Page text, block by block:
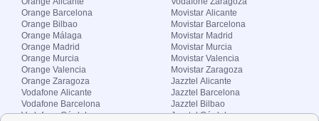
Orange Barcelona
Orange Bilbao
Orange Málaga
Orange Madrid
Orange Murcia
Orange Valencia
Orange Zaragoza
Vodafone Alicante
Vodafone Barcelona
Vodafone Córdoba
Movistar Alicante
Movistar Barcelona
Movistar Madrid
Movistar Murcia
Movistar Valencia
Movistar Zaragoza
Jazztel Alicante
Jazztel Barcelona
Jazztel Bilbao
Jazztel Córdoba